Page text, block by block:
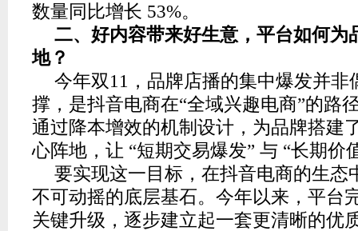
数量同比增长 53%。
二、好内容带来好生意，平台如何为
地？
今年双11，品牌店播的集中爆发并非
撑，是抖音电商在“全域兴趣电商”的路
通过降本增效的机制设计，为品牌搭建
心阵地，让 “短期交易爆发” 与 “长期价
要实现这一目标，在抖音电商的生态
不可动摇的底层基石。今年以来，平台
关键升级，逐步建立起一套更清晰的优